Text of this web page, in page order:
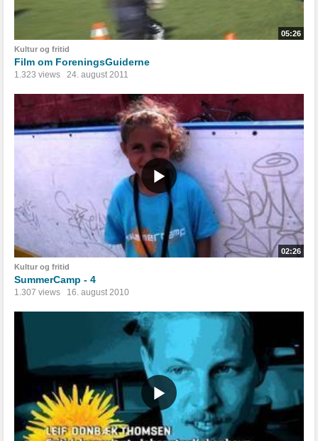
05:26
Kultur og fritid
Film om ForeningsGuiderne
1.323 views 24. august 2011
02:26
Kultur og fritid
SummerCamp - 4
1.307 views 16. august 2010